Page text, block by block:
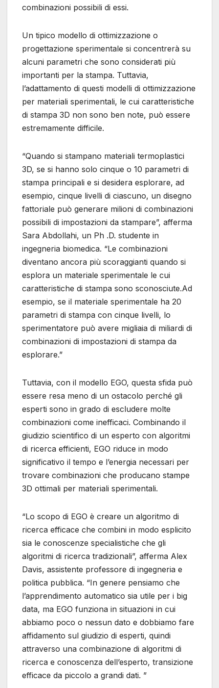
combinazioni possibili di essi.
Un tipico modello di ottimizzazione o
progettazione sperimentale si concentrerà su
alcuni parametri che sono considerati più
importanti per la stampa. Tuttavia,
l’adattamento di questi modelli di ottimizzazione
per materiali sperimentali, le cui caratteristiche
di stampa 3D non sono ben note, può essere
estremamente difficile.
“Quando si stampano materiali termoplastici
3D, se si hanno solo cinque o 10 parametri di
stampa principali e si desidera esplorare, ad
esempio, cinque livelli di ciascuno, un disegno
fattoriale può generare milioni di combinazioni
possibili di impostazioni da stampare”, afferma
Sara Abdollahi, un Ph .D. studente in
ingegneria biomedica. “Le combinazioni
diventano ancora più scoraggianti quando si
esplora un materiale sperimentale le cui
caratteristiche di stampa sono sconosciute.Ad
esempio, se il materiale sperimentale ha 20
parametri di stampa con cinque livelli, lo
sperimentatore può avere migliaia di miliardi di
combinazioni di impostazioni di stampa da
esplorare.”
Tuttavia, con il modello EGO, questa sfida può
essere resa meno di un ostacolo perché gli
esperti sono in grado di escludere molte
combinazioni come inefficaci. Combinando il
giudizio scientifico di un esperto con algoritmi
di ricerca efficienti, EGO riduce in modo
significativo il tempo e l’energia necessari per
trovare combinazioni che producano stampe
3D ottimali per materiali sperimentali.
“Lo scopo di EGO è creare un algoritmo di
ricerca efficace che combini in modo esplicito
sia le conoscenze specialistiche che gli
algoritmi di ricerca tradizionali”, afferma Alex
Davis, assistente professore di ingegneria e
politica pubblica. “In genere pensiamo che
l’apprendimento automatico sia utile per i big
data, ma EGO funziona in situazioni in cui
abbiamo poco o nessun dato e dobbiamo fare
affidamento sul giudizio di esperti, quindi
attraverso una combinazione di algoritmi di
ricerca e conoscenza dell’esperto, transizione
efficace da piccolo a grandi dati. ”